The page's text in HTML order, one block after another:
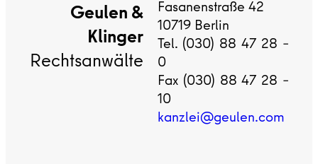
Geulen &
Klinger
Rechtsanwälte
Fasanenstraße 42
10719 Berlin
Tel. (030) 88 47 28 –
0
Fax (030) 88 47 28 –
10
kanzlei@geulen.com